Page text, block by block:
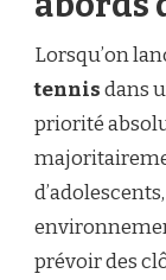
Lorsqu’on
tennisdans
priorité
prévoir des